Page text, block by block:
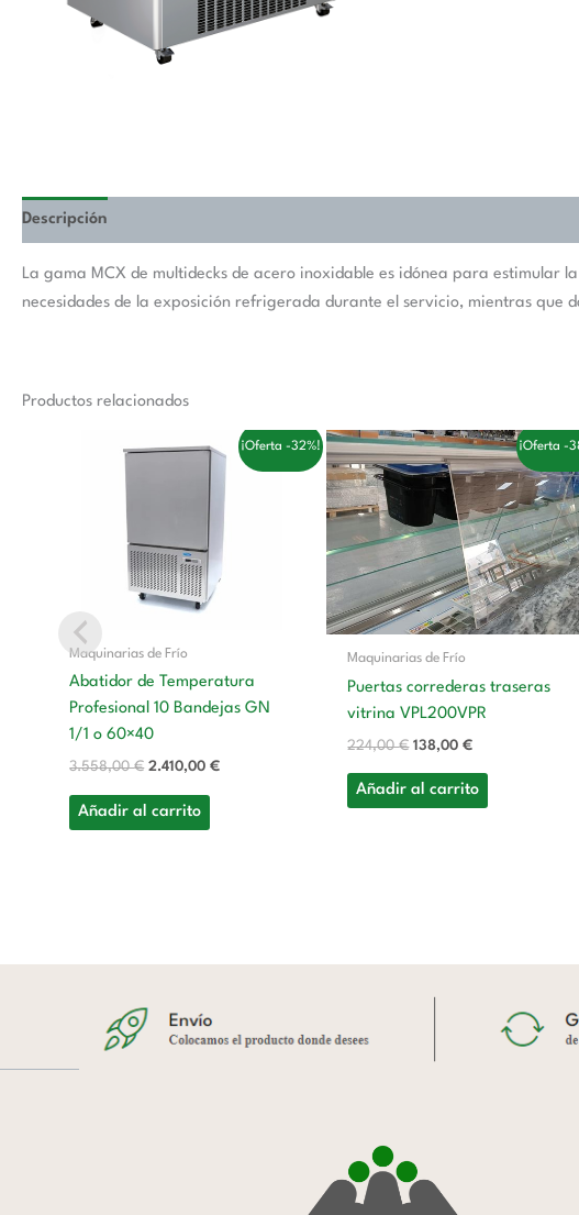
Descripción
La gama MCX de multidecks de acero inoxidable es idónea para estimular
necesidades de la exposición refrigerada durante el servicio, mientras
Productos relacionados
¡Oferta -32%!
Maquinarias de Frío
Abatidor de Temperatura
Profesional 10 Bandejas GN
1/1 o 60×40
3.558,00€
precio
2.410,00€
precio
Añadir al carrito
¡Oferta -
Maquinarias de Frío
Puertas correderas traseras
vitrina VPL200VPR
224,00€
El
precio
original
224,00 €.
138,00€
El
precio
actual
es:
138,00 €.
Añadir al carrito